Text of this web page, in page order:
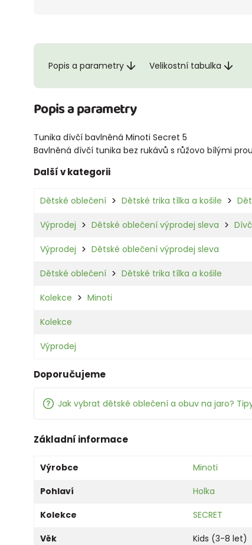
Popis a parametry Velikostní tabulka
Popis a parametry
Tunika dívčí bavlněná Minoti Secret 5
Bavlněná dívčí tunika bez rukávů s růžovo bílými
Další v kategorii
Dětské oblečení Dětské trika tílka a košile
Výprodej Dětské oblečení výprodej sleva
Výprodej Dětské oblečení výprodej sleva
Dětské oblečení Dětské trika tílka a košile
Kolekce Minoti
Kolekce
Výprodej
Doporučujeme
Jak vybrat dětské oblečení a obuv na jaro?
Základní informace
Výrobce
Minoti
Pohlaví
Holka
Kolekce
SECRET
Věk
Kids (3-8 let)